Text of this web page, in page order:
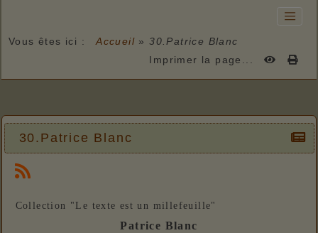
Vous êtes ici : Accueil »30.Patrice Blanc
Imprimer la page...
30.Patrice Blanc
Collection "Le texte est un millefeuille"
Patrice Blanc